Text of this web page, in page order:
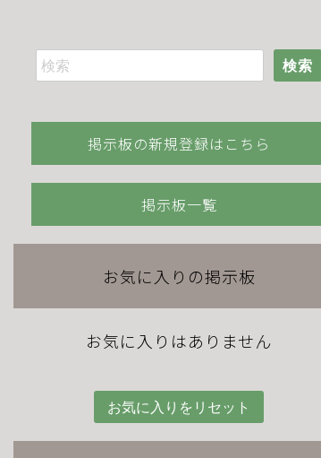
検索
掲示板の新規登録はこちら
掲示板一覧
お気に入りの掲示板
お気に入りはありません
お気に入りをリセット